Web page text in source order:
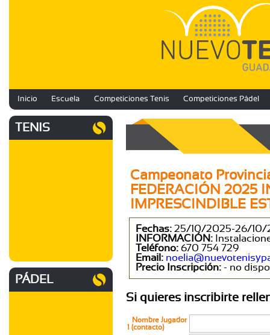
Inicio Escuela Competiciones Tenis Competiciones Pádel
TENIS
PÁDEL
Campeonato
FEDERACIÓN 2025
IMPRESCINDIBLE
Fechas: 25/10/2025-26/10/
INFORMACIÓN:
Teléfono: 670 754 729
Email:
Precio Inscripción: - no
Si quieres inscribirte
Nombre Jugador
1 (contacto)